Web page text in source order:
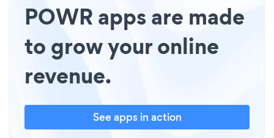
POWR apps are made
to grow your online
revenue.
See apps in action